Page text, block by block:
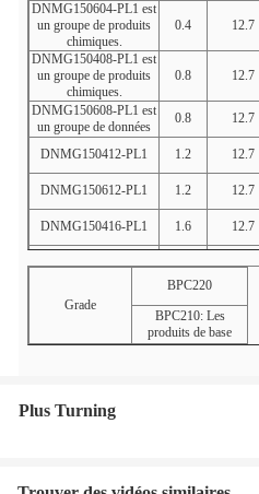
DNMG150604-PL1 est
un groupe de produits
chimiques.
0.4 12.7
DNMG150408-PL1 est
un groupe de produits
chimiques.
0.8 12.7
DNMG150608-PL1 est
un groupe de données
0.8 12.7
DNMG150412-PL1 1.2 12.7
DNMG150612-PL1 1.2 12.7
DNMG150416-PL1 1.6 12.7
DNMG150616-PL1 1.6 12.7
Grade
BPC220
BPC210: Les
produits de base
Plus Turning